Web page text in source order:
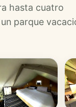
hasta cuatro
parque